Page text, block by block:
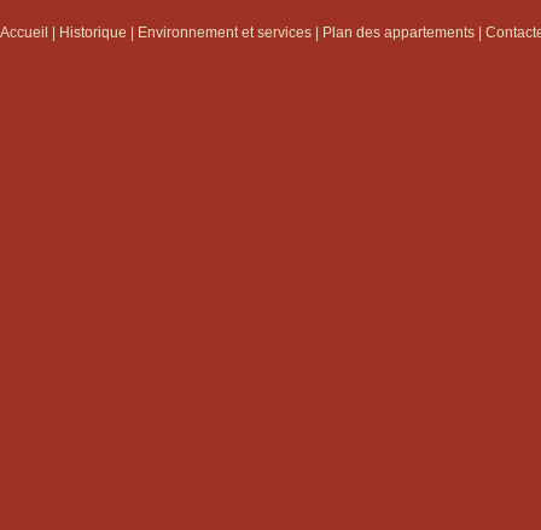
Accueil Historique Environnement et services Plan des appartements